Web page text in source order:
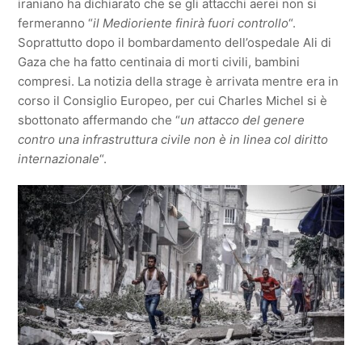
iraniano ha dichiarato che se gli attacchi aerei non si
fermeranno “il Medioriente finirà fuori controllo“.
Soprattutto dopo il bombardamento dell’ospedale Ali di
Gaza che ha fatto centinaia di morti civili, bambini
compresi. La notizia della strage è arrivata mentre era in
corso il Consiglio Europeo, per cui Charles Michel si è
sbottonato affermando che “un attacco del genere
contro una infrastruttura civile non è in linea col diritto
internazionale“.